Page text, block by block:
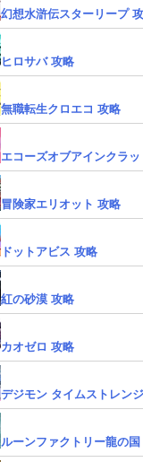
幻想水滸伝スターリープ
ヒロサバ 攻略
無職転生クロエコ 攻略
エコーズオブアインクラ
冒険家エリオット 攻略
ドットアビス 攻略
紅の砂漠 攻略
カオゼロ 攻略
デジモン タイムストレン
ルーンファクトリー龍の